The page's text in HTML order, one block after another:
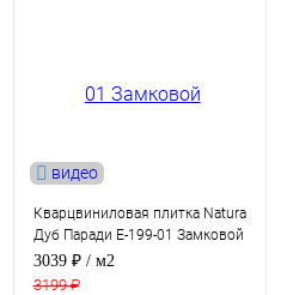
видео
Кварцвиниловая плитка Natura
Дуб Паради E-199-01 Замковой
3039 ₽ / м2
3199 ₽